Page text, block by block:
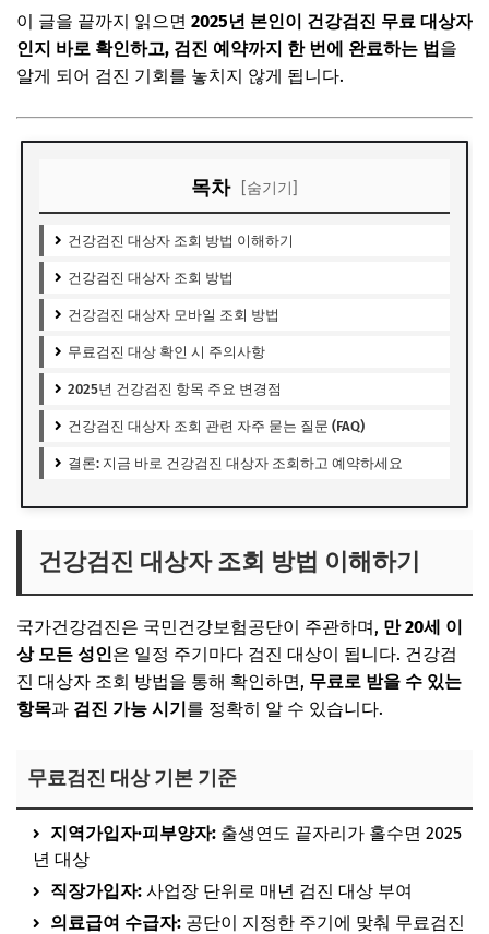
이 글을 끝까지 읽으면 2025년 본인이 건강검진 무료 대상자
인지 바로 확인하고, 검진 예약까지 한 번에 완료하는 법을
알게 되어 검진 기회를 놓치지 않게 됩니다.
목차 [숨기기]
건강검진 대상자 조회 방법 이해하기
건강검진 대상자 조회 방법
건강검진 대상자 모바일 조회 방법
무료검진 대상 확인 시 주의사항
2025년 건강검진 항목 주요 변경점
건강검진 대상자 조회 관련 자주 묻는 질문 (FAQ)
결론: 지금 바로 건강검진 대상자 조회하고 예약하세요
건강검진 대상자 조회 방법 이해하기
국가건강검진은 국민건강보험공단이 주관하며, 만 20세 이
상 모든 성인은 일정 주기마다 검진 대상이 됩니다. 건강검
진 대상자 조회 방법을 통해 확인하면, 무료로 받을 수 있는
항목과 검진 가능 시기를 정확히 알 수 있습니다.
무료검진 대상 기본 기준
지역가입자·피부양자: 출생연도 끝자리가 홀수면 2025
년 대상
직장가입자: 사업장 단위로 매년 검진 대상 부여
의료급여 수급자: 공단이 지정한 주기에 맞춰 무료검진